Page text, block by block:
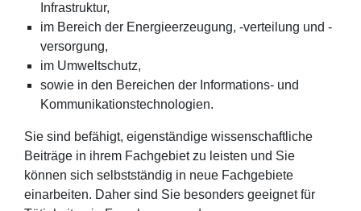
Infrastruktur,
im Bereich der Energieerzeugung, -verteilung und -
versorgung,
im Umweltschutz,
sowie in den Bereichen der Informations- und
Kommunikationstechnologien.
Sie sind befähigt, eigenständige wissenschaftliche
Beiträge in ihrem Fachgebiet zu leisten und Sie
können sich selbstständig in neue Fachgebiete
einarbeiten. Daher sind Sie besonders geeignet für